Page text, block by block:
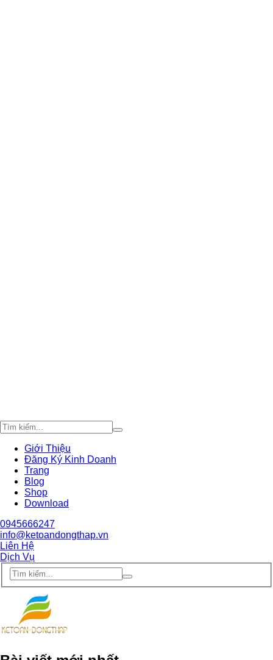
Giới Thiệu
Đăng Ký Kinh Doanh
Trang
Blog
Shop
Download
0945666247
info@ketoandongthap.vn
Liên Hệ
Dịch Vụ